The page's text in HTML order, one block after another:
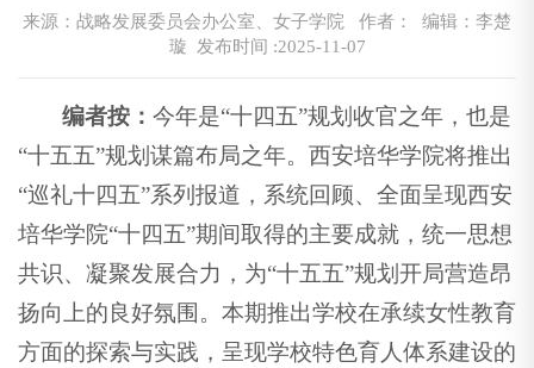
来源：战略发展委员会办公室、女子学院
作者： 编辑：李楚
璇 发布时间 :2025-11-07
编者按：今年是“十四五”规划收官之年，也是
“十五五”规划谋篇布局之年。西安培华学院将推出
“巡礼十四五”系列报道，系统回顾、全面呈现西安
培华学院“十四五”期间取得的主要成就，统一思想
共识、凝聚发展合力，为“十五五”规划开局营造昂
扬向上的良好氛围。本期推出学校在承续女性教育
方面的探索与实践，呈现学校特色育人体系建设的